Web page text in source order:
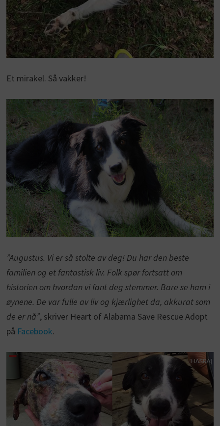
Et mirakel. Så vakker!
”Augustus. Vi er så stolte av deg! Du har den beste
familien og et fantastisk liv. Folk spør fortsatt om
historien om hvordan vi fant deg stemmer. Bare se ham i
øynene. De var fulle av liv og kjærlighet da, akkurat som
de er nå”, skriver Heart of Alabama Save Rescue Adopt
på Facebook.